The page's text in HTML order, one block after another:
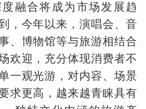
融合将成为市场发展趋
，今年以来，演唱会、音
、博物馆等与旅游相结合
欢迎，充分体现消费者不
一观光游，对内容、场景
求更高，越来越青睐具有